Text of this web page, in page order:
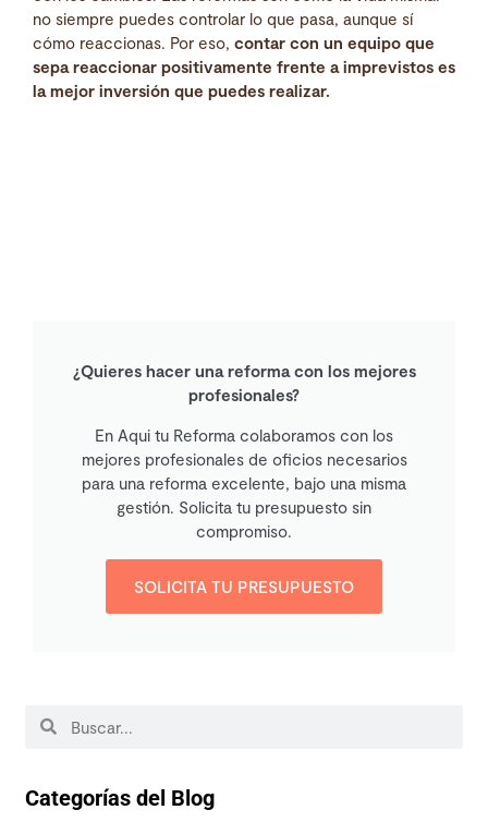
no siempre puedes controlar lo que pasa, aunque sí
cómo reaccionas. Por eso, contar con un equipo que
sepa reaccionar positivamente frente a imprevistos es
la mejor inversión que puedes realizar.
¿Quieres hacer una reforma con los mejores
profesionales?
En Aqui tu Reforma colaboramos con los
mejores profesionales de oficios necesarios
para una reforma excelente, bajo una misma
gestión. Solicita tu presupuesto sin
compromiso.
SOLICITA TU PRESUPUESTO
Categorías del Blog